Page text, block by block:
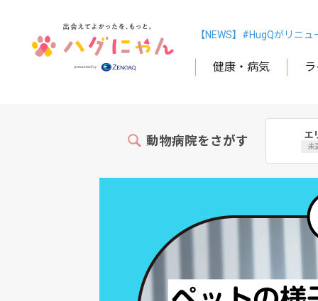
【NEWS】#HugQがリニ
健康・病気
動物病院をさがす エ
未